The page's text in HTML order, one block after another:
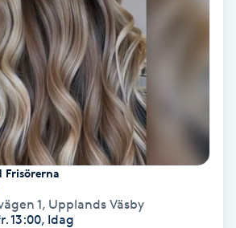
Frisörerna
1, Upplands Väsby
13:00, Idag